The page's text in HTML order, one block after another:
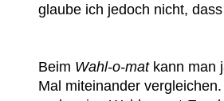
glaube ich jedoch nicht,
Beim Wahl-o-mat kann man
Mal miteinander